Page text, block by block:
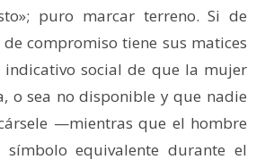
puro marcar terreno. Si de
compromiso tiene sus matices
indicativo social de que la mujer
o sea no disponible y que nadie
—mientras que el hombre
equivalente durante el